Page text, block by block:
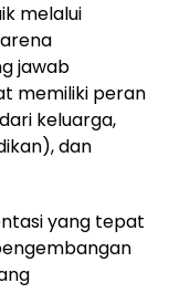
melalui
jawab
memiliki peran
keluarga,
dan
yang tepat